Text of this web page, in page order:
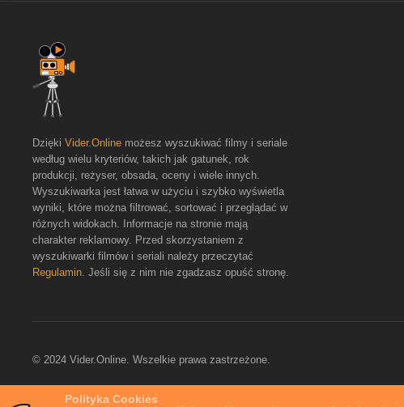
Polityka Cookies
Dzięki Vider.Online możesz wyszukiwać filmy i seriale
według wielu kryteriów, takich jak gatunek, rok
produkcji, reżyser, obsada, oceny i wiele innych.
Wyszukiwarka jest łatwa w użyciu i szybko wyświetla
wyniki, które można filtrować, sortować i przeglądać w
różnych widokach. Informacje na stronie mają
charakter reklamowy. Przed skorzystaniem z
wyszukiwarki filmów i seriali należy przeczytać
Regulamin. Jeśli się z nim nie zgadzasz opuść stronę.
© 2024 Vider.Online. Wszelkie prawa zastrzeżone.